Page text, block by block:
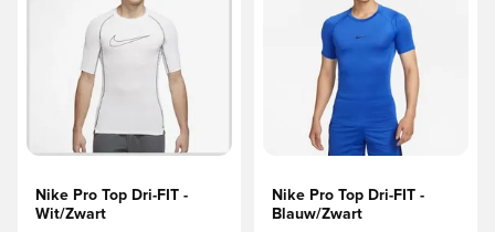
Nike Pro Top Dri-FIT -
Wit/Zwart
Nike Pro Top Dri-FIT -
Blauw/Zwart